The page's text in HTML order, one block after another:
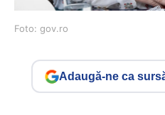
Foto: gov.ro
Adaugă-ne ca